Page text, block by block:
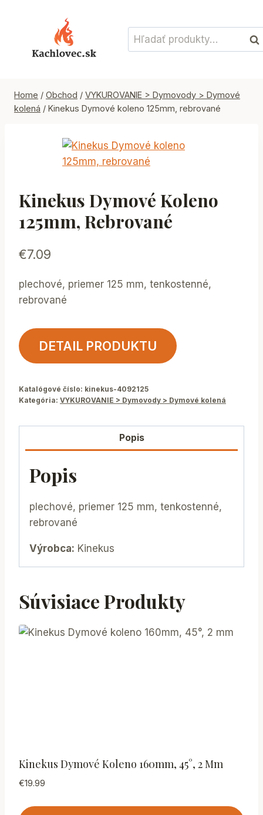
Hľadať:
Home / Obchod / VYKUROVANIE > Dymovody > Dymové
kolená / Kinekus Dymové koleno 125mm, rebrované
Kinekus Dymové Koleno
125mm, Rebrované
€7.09
plechové, priemer 125 mm, tenkostenné,
rebrované
DETAIL PRODUKTU
Katalógové číslo: kinekus-4092125
Kategória: VYKUROVANIE > Dymovody > Dymové kolená
Popis
Popis
plechové, priemer 125 mm, tenkostenné,
rebrované
Výrobca: Kinekus
Súvisiace Produkty
Kinekus Dymové Koleno 160mm, 45°, 2 Mm
€19.99